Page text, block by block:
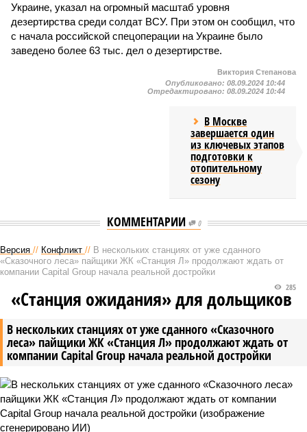
Украине, указал на огромный масштаб уровня
дезертирства среди солдат ВСУ. При этом он сообщил, что
с начала российской спецоперации на Украине было
заведено более 63 тыс. дел о дезертирстве.
Виктория Степанова
Опубликовано: 08.09.2024 10:44
Отредактировано: 08.09.2024 10:44
В Москве
завершается один
из ключевых этапов
подготовки к
отопительному
сезону
КОММЕНТАРИИ 0
Версия // Конфликт // В нескольких станциях от уже сданного
«Сказочного леса» пайщики ЖК «Станция Л» продолжают ждать от
компании Capital Group начала реальной достройки
В нескольких станциях от уже сданного «Сказочного
леса» пайщики ЖК «Станция Л» продолжают ждать от
компании Capital Group начала реальной достройки
285
«Станция ожидания» для дольщиков